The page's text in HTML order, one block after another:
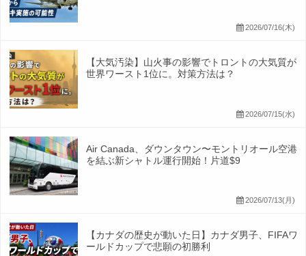
2026/07/16(木)
【大気汚染】山火事の影響でトロントの大気質が
世界ワースト1位に。対策方法は？
2026/07/15(水)
Air Canada、ダウンタウン〜モントリオール空港
を結ぶ新シャトル運行開始！片道$9
2026/07/13(月)
【カナダの歴史が動いた日】カナダ男子、FIFAワ
ールドカップで悲願の初勝利